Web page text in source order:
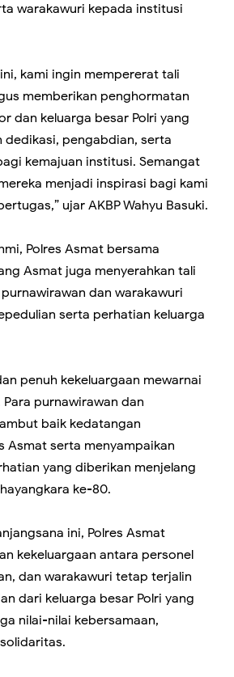
warakawuri kepada institusi
kami ingin mempererat tali
memberikan penghormatan
dan keluarga besar Polri yang
dedikasi, pengabdian, serta
kemajuan institusi. Semangat
menjadi inspirasi bagi kami
ujar AKBP Wahyu Basuki.
Polres Asmat bersama
Asmat juga menyerahkan tali
dan warakawuri
serta perhatian keluarga
penuh kekeluargaan mewarnai
purnawirawan dan
baik kedatangan
Asmat serta menyampaikan
yang diberikan menjelang
ke-80.
ini, Polres Asmat
kekeluargaan antara personel
dan warakawuri tetap terjalin
dari keluarga besar Polri yang
nilai-nilai kebersamaan,